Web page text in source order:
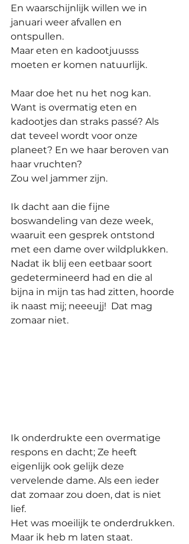
En waarschijnlijk willen we in
januari weer afvallen en
ontspullen.
Maar eten en kadootjuusss
moeten er komen natuurlijk.
Maar doe het nu het nog kan.
Want is overmatig eten en
kadootjes dan straks passé? Als
dat teveel wordt voor onze
planeet? En we haar beroven van
haar vruchten?
Zou wel jammer zijn.
Ik dacht aan die fijne
boswandeling van deze week,
waaruit een gesprek ontstond
met een dame over wildplukken.
Nadat ik blij een eetbaar soort
gedetermineerd had en die al
bijna in mijn tas had zitten, hoorde
ik naast mij; neeeujj!  Dat mag
zomaar niet.
Ik onderdrukte een overmatige
respons en dacht; Ze heeft
eigenlijk ook gelijk deze
vervelende dame. Als een ieder
dat zomaar zou doen, dat is niet
lief.
Het was moeilijk te onderdrukken.
Maar ik heb m laten staat.